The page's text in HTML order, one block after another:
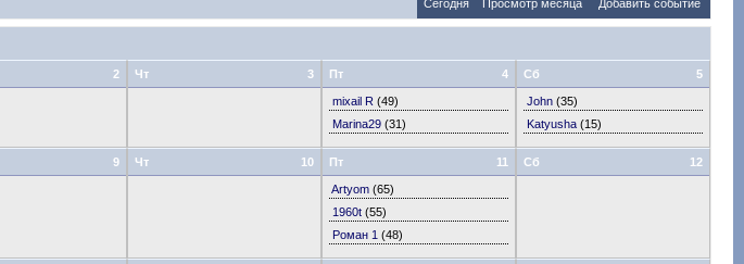
Сегодня Просмотр месяца Добавить событие
2 3
Чт 4
Пт
mixail R (49)
Marina29 (31)
5
Сб
John (35)
Katyusha (15)
9 10
Чт 11
Пт
Artyom (65)
1960t (55)
Роман 1 (48)
12
Сб